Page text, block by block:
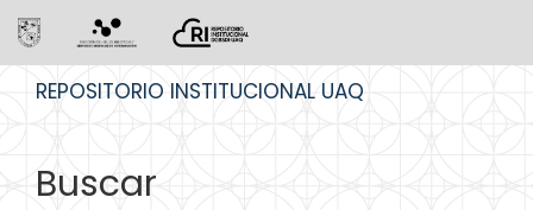
REPOSITORIO INSTITUCIONAL UAQ
Buscar